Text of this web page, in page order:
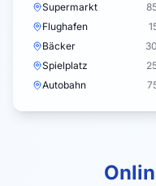
Supermarkt
Flughafen
Bäcker
Spielplatz
Autobahn